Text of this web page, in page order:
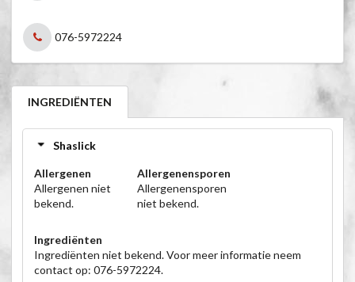
076-5972224
INGREDIËNTEN
Shaslick
Allergenen
Allergenen niet
bekend.
Allergenensporen
Allergenensporen
niet bekend.
Ingrediënten
Ingrediënten niet bekend. Voor meer informatie neem
contact op: 076-5972224.